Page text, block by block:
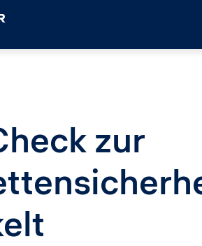
zur